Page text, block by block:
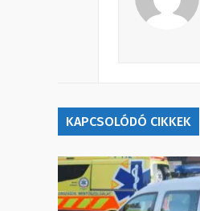
KAPCSOLÓDÓ CIKKEK